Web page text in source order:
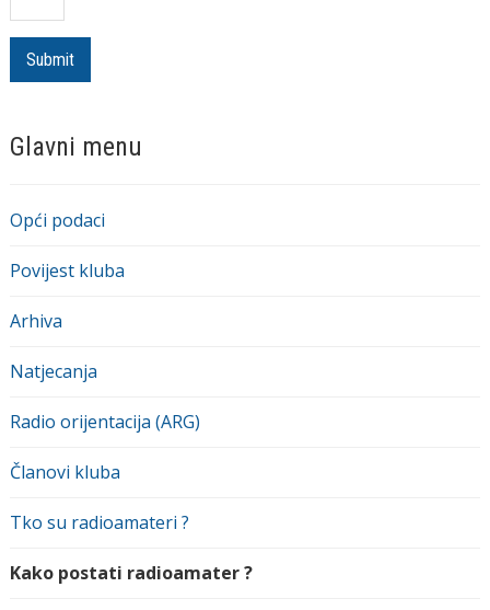
Glavni menu
Opći podaci
Povijest kluba
Arhiva
Natjecanja
Radio orijentacija (ARG)
Članovi kluba
Tko su radioamateri ?
Kako postati radioamater ?